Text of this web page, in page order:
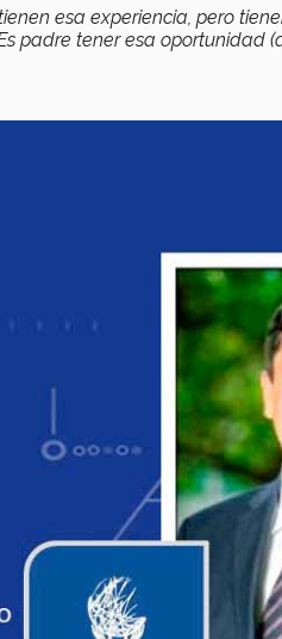
esa experiencia, pero
padre tener esa oportunidad